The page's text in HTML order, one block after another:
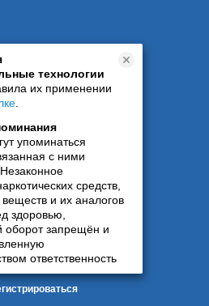
технологии
их применении
упоминаться
с ними
средств,
и их аналогов
здоровью,
оборот запрещён и
ответственность